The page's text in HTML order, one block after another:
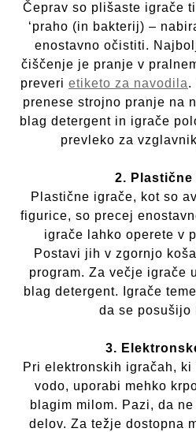
Čeprav so plišaste igrače
‘praho (in bakterij) –
enostavno očistiti.
čiščenje je pranje v
preveri etiketo za navodila.
prenese strojno pranje na
blag detergent in igrače
prevleko za
2. Plastične
Plastične igrače, kot so
figurice, so precej
igrače lahko operete v
Postavi jih v zgornjo
program. Za večje igrače
blag detergent. Igrače
da se posušijo
3.
Pri elektronskih igračah,
vodo, uporabi mehko
blagim milom. Pazi, da
delov. Za težje dostopna